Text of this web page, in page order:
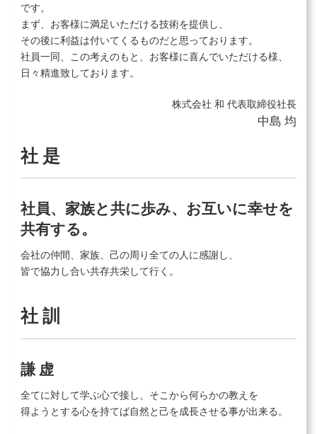
です。
まず、お客様に満足いただける技術を提供し、
その後に利益は付いてくるものだと思っております。
社員一同、この考えのもと、お客様に喜んでいただける様、
日々精進致しております。
株式会社 和 代表取締役社長
中島 均
社 是
社員、家族と共に歩み、お互いに幸せを
共有する。
会社の仲間、家族、己の周り全ての人に感謝し、
皆で協力し合い共存共栄して行く。
社 訓
謙 虚
全てに対して学ぶ心で接し、そこから何らかの教えを
得ようとする心を持てば自然と己を成長させる事が出来る。